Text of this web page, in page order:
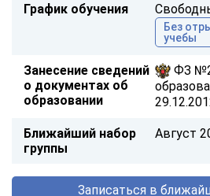
График обучения
Без
учебы
Занесение сведений
о документах об
образовании
ФЗ
Ближайший набор
группы
Август
Записаться в